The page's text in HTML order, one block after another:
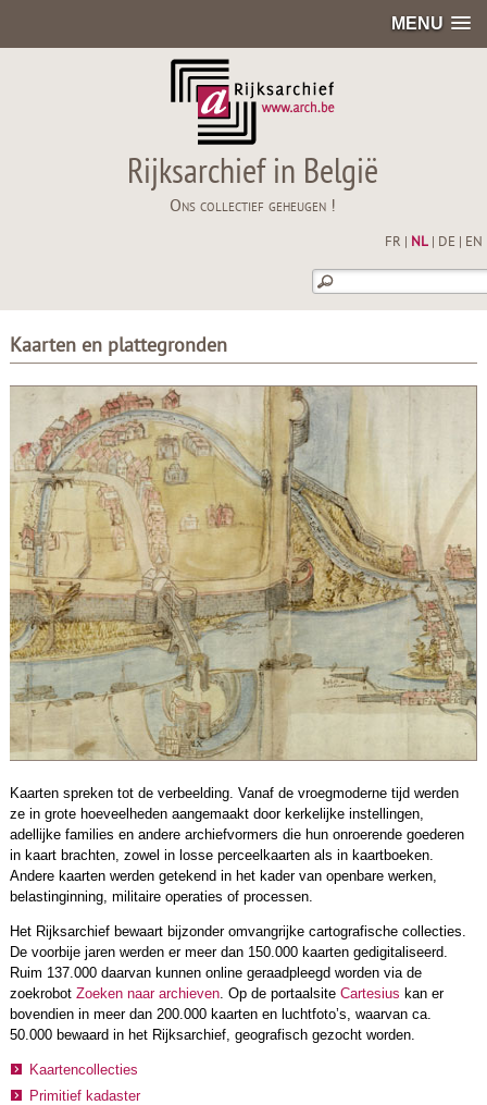
MENU
Rijksarchief in België
Ons collectief geheugen !
FR NL| DE EN
Kaarten en plattegronden
Kaarten spreken tot de verbeelding. Vanaf de vroegmoderne tijd werden
ze in grote hoeveelheden aangemaakt door kerkelijke instellingen,
adellijke families en andere archiefvormers die hun onroerende goederen
in kaart brachten, zowel in losse perceelkaarten als in kaartboeken.
Andere kaarten werden getekend in het kader van openbare werken,
belastinginning, militaire operaties of processen.
Het Rijksarchief bewaart bijzonder omvangrijke cartografische collecties.
De voorbije jaren werden er meer dan 150.000 kaarten gedigitaliseerd.
Ruim 137.000 daarvan kunnen online geraadpleegd worden via de
zoekrobot Zoeken naar archieven. Op de portaalsite Cartesius kan er
bovendien in meer dan 200.000 kaarten en luchtfoto’s, waarvan ca.
50.000 bewaard in het Rijksarchief, geografisch gezocht worden.
Kaartencollecties
Primitief kadaster